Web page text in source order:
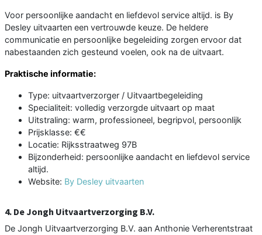
Voor persoonlijke aandacht en liefdevol service altijd. is By
Desley uitvaarten een vertrouwde keuze. De heldere
communicatie en persoonlijke begeleiding zorgen ervoor dat
nabestaanden zich gesteund voelen, ook na de uitvaart.
Praktische informatie:
Type: uitvaartverzorger / Uitvaartbegeleiding
Specialiteit: volledig verzorgde uitvaart op maat
Uitstraling: warm, professioneel, begripvol, persoonlijk
Prijsklasse: €€
Locatie: Rijksstraatweg 97B
Bijzonderheid: persoonlijke aandacht en liefdevol service
altijd.
Website: By Desley uitvaarten
4. De Jongh Uitvaartverzorging B.V.
De Jongh Uitvaartverzorging B.V. aan Anthonie Verherentstraat